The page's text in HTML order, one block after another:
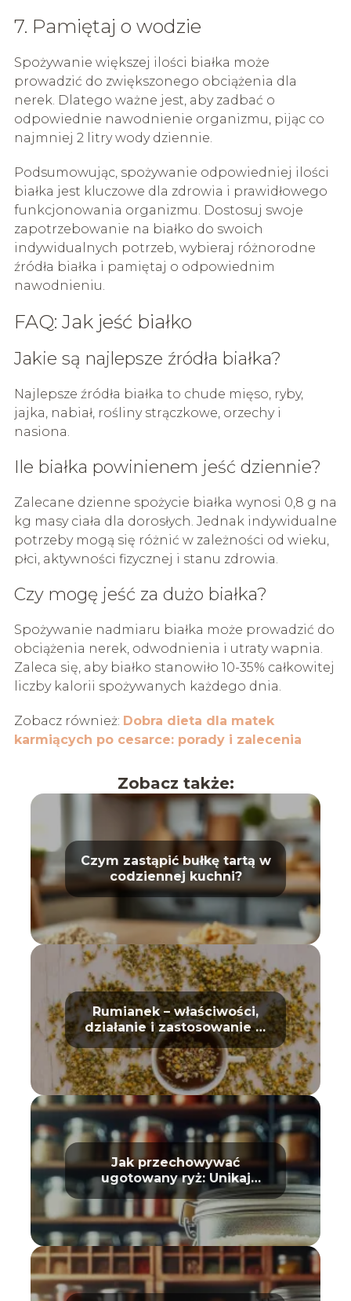
7. Pamiętaj o wodzie
Spożywanie większej ilości białka może
prowadzić do zwiększonego obciążenia dla
nerek. Dlatego ważne jest, aby zadbać o
odpowiednie nawodnienie organizmu, pijąc co
najmniej 2 litry wody dziennie.
Podsumowując, spożywanie odpowiedniej ilości
białka jest kluczowe dla zdrowia i prawidłowego
funkcjonowania organizmu. Dostosuj swoje
zapotrzebowanie na białko do swoich
indywidualnych potrzeb, wybieraj różnorodne
źródła białka i pamiętaj o odpowiednim
nawodnieniu.
FAQ: Jak jeść białko
Jakie są najlepsze źródła białka?
Najlepsze źródła białka to chude mięso, ryby,
jajka, nabiał, rośliny strączkowe, orzechy i
nasiona.
Ile białka powinienem jeść dziennie?
Zalecane dzienne spożycie białka wynosi 0,8 g na
kg masy ciała dla dorosłych. Jednak indywidualne
potrzeby mogą się różnić w zależności od wieku,
płci, aktywności fizycznej i stanu zdrowia.
Czy mogę jeść za dużo białka?
Spożywanie nadmiaru białka może prowadzić do
obciążenia nerek, odwodnienia i utraty wapnia.
Zaleca się, aby białko stanowiło 10-35% całkowitej
liczby kalorii spożywanych każdego dnia.
Zobacz również: Dobra dieta dla matek
karmiących po cesarce: porady i zalecenia
Zobacz także:
Czym zastąpić bułkę tartą w
codziennej kuchni?
Rumianek – właściwości,
działanie i zastosowanie w
domu oraz kosmetyce
Jak przechowywać
ugotowany ryż: Unikaj
zepsucia